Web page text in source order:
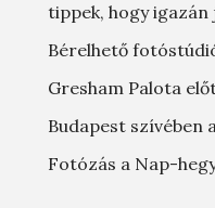
tippek, hogy igazán
Bérelhető
Gresham Palota
Budapest szívében
Fotózás a Nap-